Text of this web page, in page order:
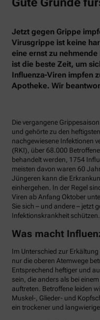
Jetzt gegen Grippe
Virusgrippe ist keine
eine ernst zu
ist die beste Zeit, um
Influenza-Viren impfen
Apotheke. Wir
Die vergangene
und gehörte zu den
nachgewiesene Infektionen
(RKI), über 68.000
behandelt werden, 1754
meisten davon waren 60
Jüngeren kann die
einhergehen. In der Regel
Viren ab Anfang Oktober
Sie sich – und andere – jetzt
Infektionskrankheit schützen.
Was macht
Im Unterschied zur
nur die oberen Atemwege
Entsprechend heftiger und
sein, die anders als bei
auftreten. Betroffene leiden
Muskel-, Glieder- und
ein trockener und